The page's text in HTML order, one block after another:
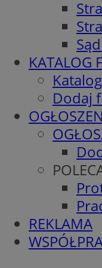
KATALOG
Dodaj
REKLAMA